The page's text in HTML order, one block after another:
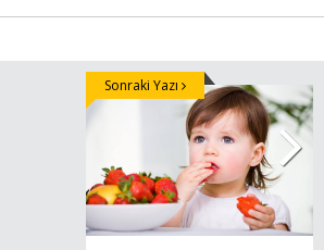
Sonraki Yazı